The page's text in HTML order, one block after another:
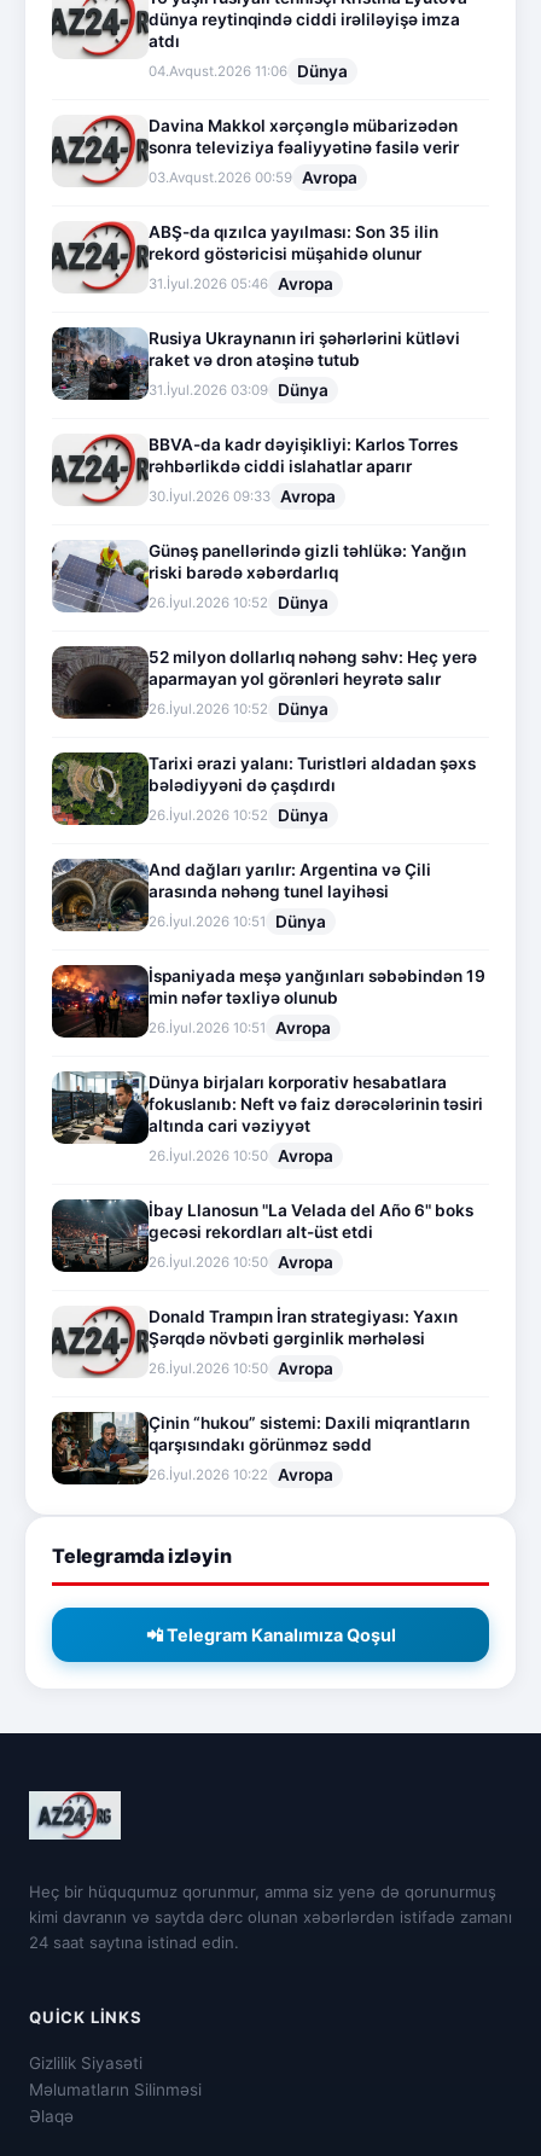
dünya reytinqində ciddi irəliləyişə imza
atdı
04.Avqust.2026 11:06 Dünya
Davina Makkol xərçənglə mübarizədən
sonra televiziya fəaliyyətinə fasilə verir
03.Avqust.2026 00:59 Avropa
ABŞ-da qızılca yayılması: Son 35 ilin
rekord göstəricisi müşahidə olunur
31.İyul.2026 05:46 Avropa
Rusiya Ukraynanın iri şəhərlərini kütləvi
raket və dron atəşinə tutub
31.İyul.2026 03:09 Dünya
BBVA-da kadr dəyişikliyi: Karlos Torres
rəhbərlikdə ciddi islahatlar aparır
30.İyul.2026 09:33 Avropa
Günəş panellərində gizli təhlükə: Yanğın
riski barədə xəbərdarlıq
26.İyul.2026 10:52 Dünya
52 milyon dollarlıq nəhəng səhv: Heç yerə
aparmayan yol görənləri heyrətə salır
26.İyul.2026 10:52 Dünya
Tarixi ərazi yalanı: Turistləri aldadan şəxs
bələdiyyəni də çaşdırdı
26.İyul.2026 10:52 Dünya
And dağları yarılır: Argentina və Çili
arasında nəhəng tunel layihəsi
26.İyul.2026 10:51 Dünya
İspaniyada meşə yanğınları səbəbindən 19
min nəfər təxliyə olunub
26.İyul.2026 10:51 Avropa
Dünya birjaları korporativ hesabatlara
fokuslanıb: Neft və faiz dərəcələrinin təsiri
altında cari vəziyyət
26.İyul.2026 10:50 Avropa
İbay Llanosun "La Velada del Año 6" boks
gecəsi rekordları alt-üst etdi
26.İyul.2026 10:50 Avropa
Donald Trampın İran strategiyası: Yaxın
Şərqdə növbəti gərginlik mərhələsi
26.İyul.2026 10:50 Avropa
Çinin “hukou” sistemi: Daxili miqrantların
qarşısındakı görünməz sədd
26.İyul.2026 10:22 Avropa
Telegramda izləyin
📲 Telegram Kanalımıza Qoşul
Heç bir hüququmuz qorunmur, amma siz yenə də qorunurmuş
kimi davranın və saytda dərc olunan xəbərlərdən istifadə zamanı
24 saat saytına istinad edin.
QUICK LINKS
Gizlilik Siyasəti
Məlumatların Silinməsi
Əlaqə